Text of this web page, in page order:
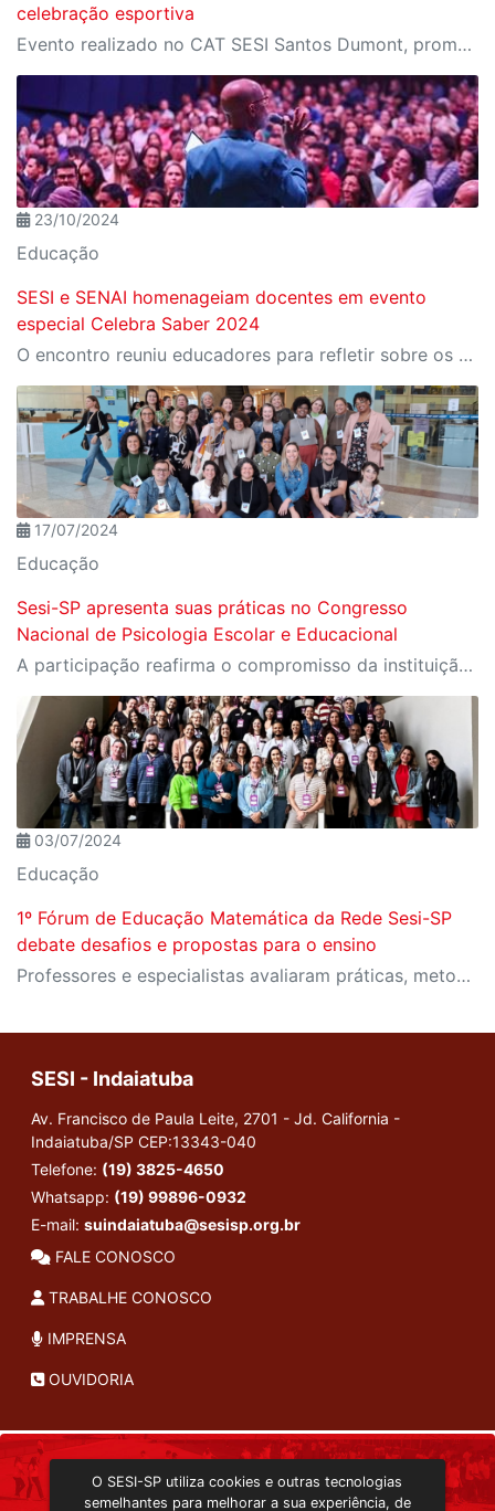
celebração esportiva
Evento realizado no CAT SESI Santos Dumont, promoveu o retorno das competições escolares em clima de inclusão e confraternização
23/10/2024
Educação
SESI e SENAI homenageiam docentes em evento
especial Celebra Saber 2024
O encontro reuniu educadores para refletir sobre os desafios e as transformações da educação em tempos de inovação tecnológica
17/07/2024
Educação
Sesi-SP apresenta suas práticas no Congresso
Nacional de Psicologia Escolar e Educacional
A participação reafirma o compromisso da instituição com a área como uma ferramenta essencial para a transformação social
03/07/2024
Educação
1º Fórum de Educação Matemática da Rede Sesi-SP
debate desafios e propostas para o ensino
Professores e especialistas avaliaram práticas, metodologias e pesquisas atuais no ensino e aprendizagem da disciplina
SESI - Indaiatuba
Av. Francisco de Paula Leite, 2701 - Jd. California -
Indaiatuba/SP CEP:13343-040
Telefone: (19) 3825-4650
Whatsapp: (19) 99896-0932
E-mail: suindaiatuba@sesisp.org.br
FALE CONOSCO
TRABALHE CONOSCO
IMPRENSA
OUVIDORIA
TRANSMISSÃO ON-LINE
O SESI-SP utiliza cookies e outras tecnologias
semelhantes para melhorar a sua experiência, de